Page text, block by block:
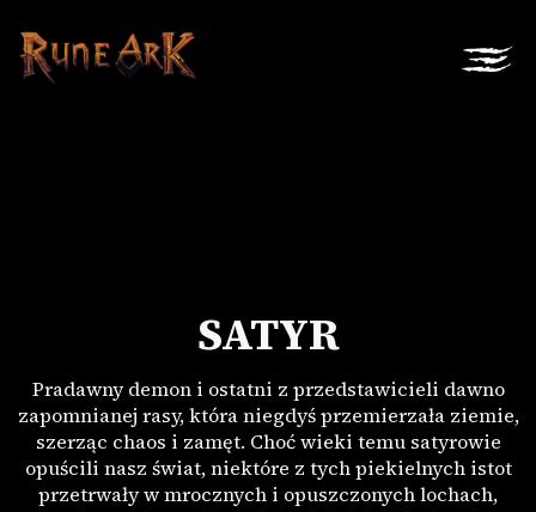
SATYR
Pradawny demon i ostatni z przedstawicieli dawno
zapomnianej rasy, która niegdyś przemierzała ziemie,
szerząc chaos i zamęt. Choć wieki temu satyrowie
opuścili nasz świat, niektóre z tych piekielnych istot
przetrwały w mrocznych i opuszczonych lochach,